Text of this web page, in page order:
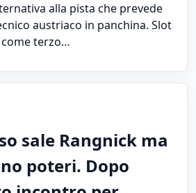
alla pista che prevede
austriaco in panchina. Slot
terzo…
sale Rangnick ma
poteri. Dopo